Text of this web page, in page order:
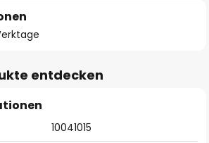
entdecken
10041015